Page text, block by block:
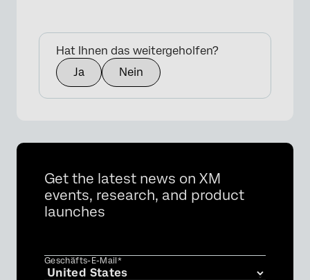
Hat Ihnen das weitergeholfen?
Ja
Nein
Get the latest news on XM
events, research, and product
launches
Geschäfts-E-Mail*